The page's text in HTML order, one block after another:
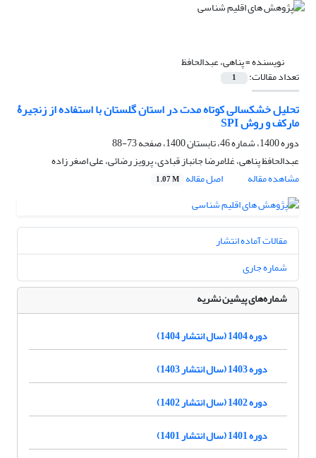
نویسنده =پناهی، عبدالحافظ
تعداد مقالات: 1
تحلیل خشکسالی کوتاه مدت در استان گلستان با استفاده از زنجیرۀ
مارکف و روش SPI
دوره 1400، شماره 46، تابستان 1400، صفحه
73-88
عبدالحافظ پناهی، غلامرضا جانباز قبادی، پرویز رضائی، علی اصغر زاده
مشاهده مقاله
اصل مقاله 1.07 M
مقالات آماده انتشار
شماره جاری
شماره‌های پیشین نشریه
دوره 1404 (سال انتشار 1404)
دوره 1403 (سال انتشار 1403)
دوره 1402 (سال انتشار 1402)
دوره 1401 (سال انتشار 1401)